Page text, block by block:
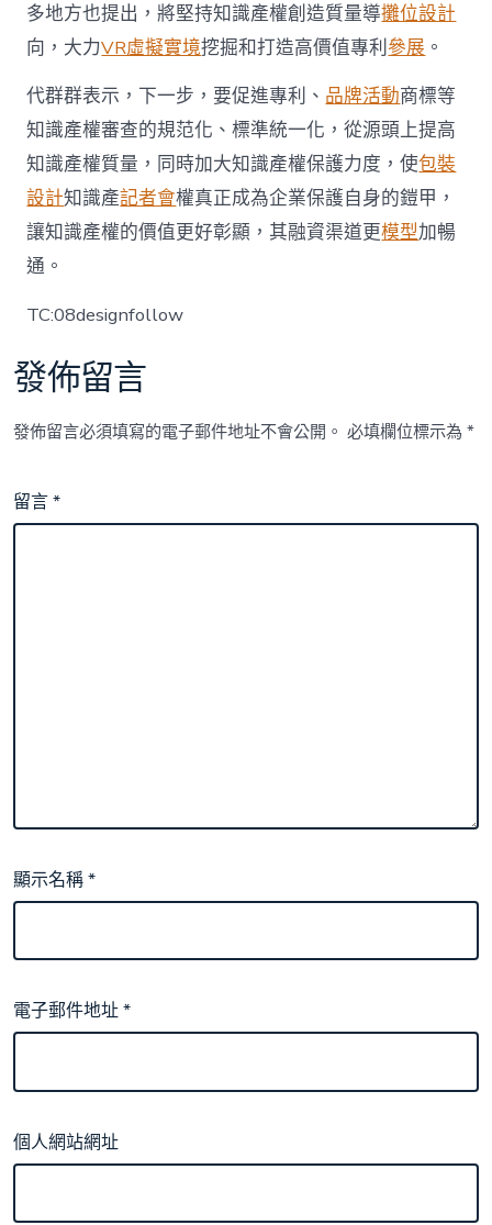
多地方也提出，將堅持知識產權創造質量導攤位設計
向，大力VR虛擬實境挖掘和打造高價值專利參展 。
代群群表示，下一步，要促進專利、 品牌活動商標等
知識產權審查的規范化、標準統一化，從源頭上提高
知識產權質量，同時加大知識產權保護力度，使包裝
設計知識產記者會權真正成為企業保護自身的鎧甲，
讓知識產權的價值更好彰顯，其融資渠道更模型加暢
通。
TC:08designfollow
發佈留言
發佈留言必須填寫的電子郵件地址不會公開。 必填欄位標示為*
留言*
顯示名稱*
電子郵件地址*
個人網站網址